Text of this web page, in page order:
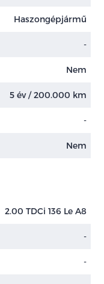
Haszongépjármű
-
Nem
5 év / 200.000 km
-
Nem
2.00 TDCi 136 Le A8
-
-